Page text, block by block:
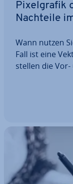
Pi­xel­gra­fik
Nachteile
Wann nutzen
Fall ist eine
stellen die